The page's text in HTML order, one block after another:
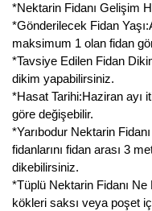
*Nektarin Fidanı Gelişim
*Gönderilecek Fidan
maksimum 1 olan fidan
*Tavsiye Edilen Fidan
dikim yapabilirsiniz.
*Hasat Tarihi:Haziran ayı
göre değişebilir.
*Yarıbodur Nektarin
fidanlarını fidan arası 3
dikebilirsiniz.
*Tüplü Nektarin Fidanı
kökleri saksı veya poşet